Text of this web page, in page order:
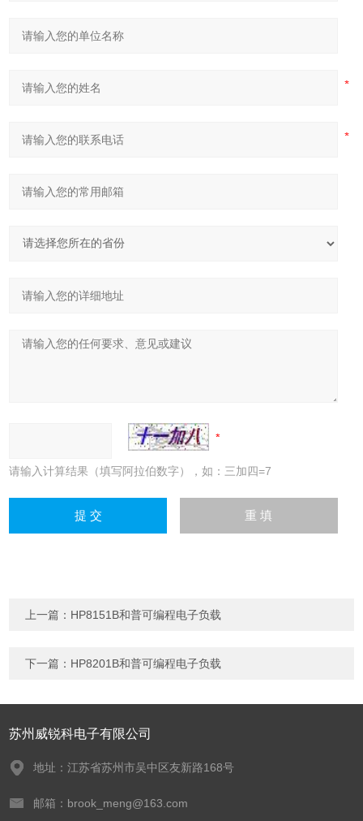
请输入计算结果（填写阿拉伯数字），如：三加四=7
上一篇： HP8151B和普可编程电子负载
下一篇： HP8201B和普可编程电子负载
苏州威锐科电子有限公司
地址：江苏省苏州市吴中区友新路168号
邮箱：brook_meng@163.com